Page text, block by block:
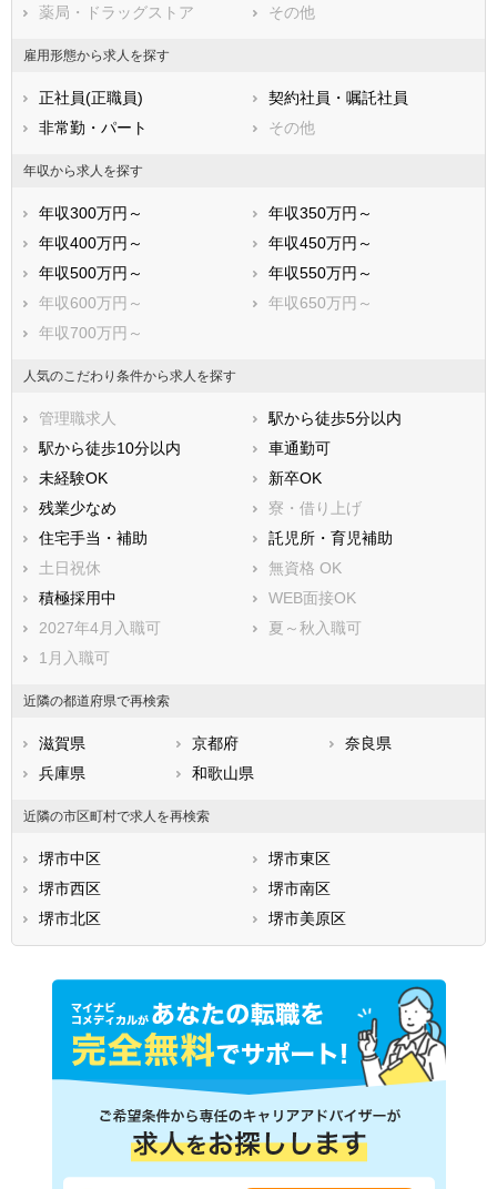
堺市美原区
市部
池田市
吹田市
泉大津市
高槻市
貝塚市
八尾市
泉佐野市
富田林市
寝屋川市
河内長野市
松原市
大東市
和泉市
箕面市
羽曳野市
摂津市
藤井寺市
東大阪市
泉南市
四條畷市
交野市
大阪狭山市
阪南市
三島郡島本町
豊能郡豊能町
泉北郡忠岡町
泉南郡熊取町
泉南郡田尻町
泉南郡岬町
南河内郡太子町
薬局・ドラッグストア
その他
雇用形態から求人を探す
正社員(正職員)
契約社員・嘱託社員
非常勤・パート
その他
年収から求人を探す
年収300万円～
年収350万円～
年収400万円～
年収450万円～
年収500万円～
年収550万円～
年収600万円～
年収650万円～
年収700万円～
人気のこだわり条件から求人を探す
管理職求人
駅から徒歩5分以内
駅から徒歩10分以内
車通勤可
未経験OK
新卒OK
残業少なめ
寮・借り上げ
住宅手当・補助
託児所・育児補助
土日祝休
無資格 OK
積極採用中
WEB面接OK
2027年4月入職可
夏～秋入職可
1月入職可
近隣の都道府県で再検索
滋賀県 京都府
奈良県
兵庫県
和歌山県
近隣の市区町村で求人を再検索
堺市中区
堺市東区
堺市西区
堺市南区
堺市北区
堺市美原区